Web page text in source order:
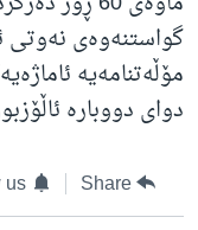
گواستنەوەی نەوتی
مۆڵەتنامەیە
دوای دووبارە
Share
us